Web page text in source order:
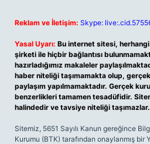
Reklam ve İletişim: Skype:
Yasal Uyarı: Bu internet sitesi,
şirketi ile hiçbir bağlantısı
hazırladığımız makaleler
haber niteliği taşımamakta olup,
paylaşım yapılmamaktadır. Gerçek
benzerlikleri tamamen tesadüfidir.
halindedir ve tavsiye niteliği taşımazlar.
Sitemiz, 5651 Sayılı Kanun gereğince
Kurumu (BTK) tarafından onaylanmış bir